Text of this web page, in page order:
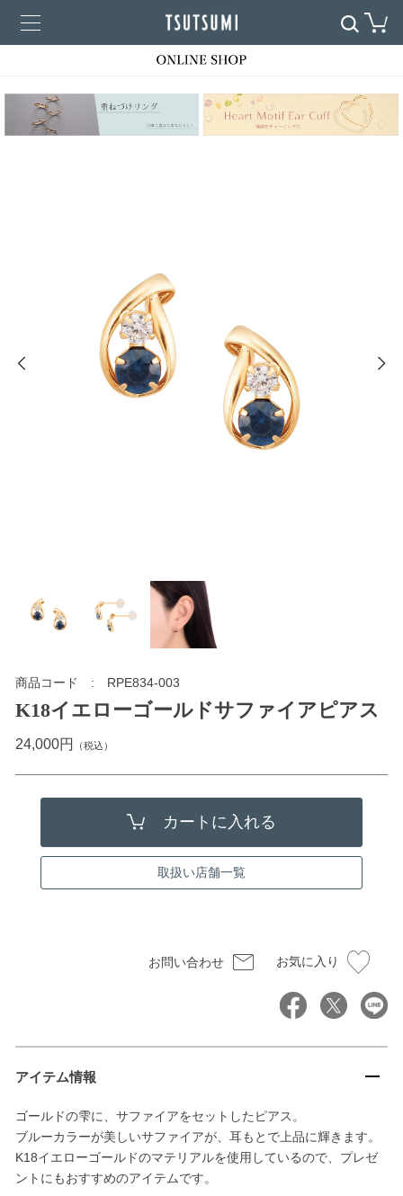
商品コード RPE834-003
K18イエローゴールドサファイアピアス
24,000円 （税込）
取扱い店舗一覧
お問い合わせ お気に入り
アイテム情報
ゴールドの雫に、サファイアをセットしたピアス。
ブルーカラーが美しいサファイアが、耳もとで上品に輝きます。
K18イエローゴールドのマテリアルを使用しているので、プレゼ
ントにもおすすめのアイテムです。